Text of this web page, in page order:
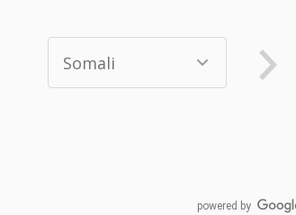
powered by